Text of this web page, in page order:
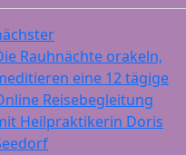
Rauhnächte orakeln,
eine 12 tägige
Reisebegleitung
Heilpraktikerin Doris